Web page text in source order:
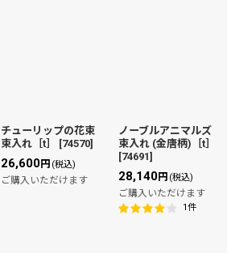
チューリップの花束
束入れ［t］
[74570]
26,600円 (税込)
ご購入いただけます
ノーブルアニマルズ
束入れ (金唐柄)［t］
[74691]
28,140円 (税込)
ご購入いただけます
1件